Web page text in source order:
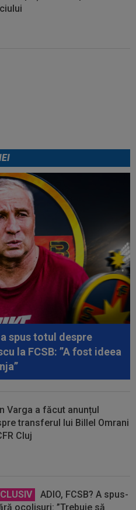
spus totul despre
la FCSB: ”A fost ideea
Varga a făcut anunțul
transferul lui Billel Omrani
Cluj
ADIO, FCSB? A spus-
ocolișuri: ”Trebuie să